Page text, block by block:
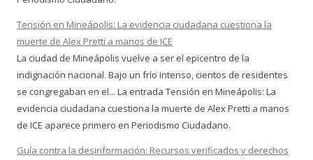
Tensión en Mineápolis: La evidencia ciudadana cuestiona la
muerte de Alex Pretti a manos de ICE
La ciudad de Mineápolis vuelve a ser el epicentro de la
indignación nacional. Bajo un frío intenso, cientos de residentes
se congregaban en el... La entrada Tensión en Mineápolis: La
evidencia ciudadana cuestiona la muerte de Alex Pretti a manos
de ICE aparece primero en Periodismo Ciudadano.
Guía contra la desinformación: Recursos verificados y derechos